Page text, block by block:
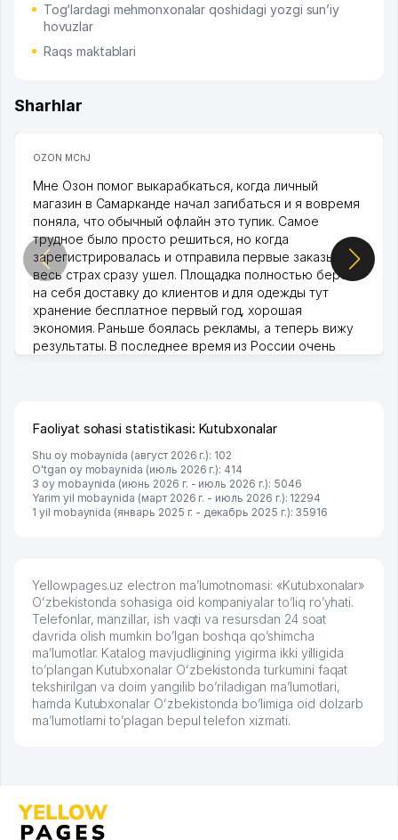
Tog‘lardagi mehmonxonalar qoshidagi yozgi sun’iy
hovuzlar
Raqs maktablari
Sharhlar
OZON MChJ
Мне Озон помог выкарабкаться, когда личный
магазин в Самарканде начал загибаться и я вовремя
поняла, что обычный офлайн это тупик. Самое
трудное было просто решиться, но когда
зарегистрировалась и отправила первые заказы,
весь страх сразу ушел. Площадка полностью берет
на себя доставку до клиентов и для одежды тут
хранение бесплатное первый год, хорошая
экономия. Раньше боялась рекламы, а теперь вижу
результаты. В последнее время из России очень
Faoliyat sohasi statistikasi: Kutubxonalar
Shu oy mobaynida (август 2026 г.): 102
O'tgan oy mobaynida (июль 2026 г.): 414
3 oy mobaynida (июнь 2026 г. - июль 2026 г.): 5046
Yarim yil mobaynida (март 2026 г. - июль 2026 г.): 12294
1 yil mobaynida (январь 2025 г. - декабрь 2025 г.): 35916
Yellowpages.uz electron ma’lumotnomasi: «Kutubxonalar»
Oʻzbekistonda sohasiga oid kompaniyalar to’liq ro’yhati.
Telefonlar, manzillar, ish vaqti va resursdan 24 soat
davrida olish mumkin bo’lgan boshqa qo’shimcha
ma’lumotlar. Katalog mavjudligining yigirma ikki yilligida
to’plangan Kutubxonalar Oʻzbekistonda turkumini faqat
tekshirilgan va doim yangilib bo’riladigan ma’lumotlari,
hamda Kutubxonalar Oʻzbekistonda bo’limiga oid dolzarb
ma’lumotlarni to’plagan bepul telefon xizmati.